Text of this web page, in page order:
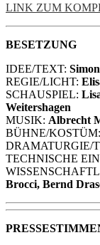
LINK ZUM
BESETZUNG
IDEE/TEXT:
REGIE/LICHT:
SCHAUSPIEL:
Weitershagen
MUSIK: Albrecht
BÜHNE/KOSTÜM:
DRAMATURGIE/
TECHNISCHE
Brocci, Bernd